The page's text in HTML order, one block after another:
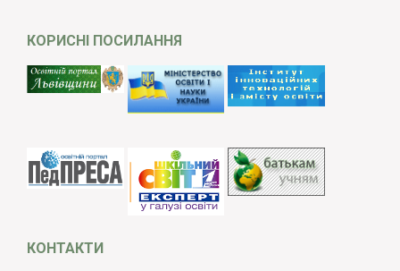
КОРИСНІ ПОСИЛАННЯ
КОНТАКТИ